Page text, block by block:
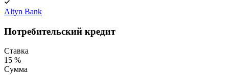
Altyn Bank
Потребительский кредит
Ставка
15 %
Сумма